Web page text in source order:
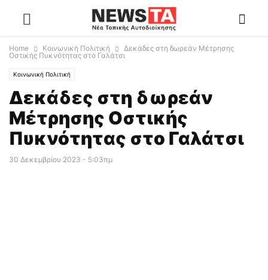
Home Κοινωνική Πολιτική
Δεκάδες στη δωρεάν Μέτρησης
Οστικής Πυκνότητας στο Γαλάτσι
Κοινωνική Πολιτική
Δεκάδες στη δωρεάν
Μέτρησης Οστικής
Πυκνότητας στο Γαλάτσι
30 Δεκεμβρίου 2023 - 5:03πμ